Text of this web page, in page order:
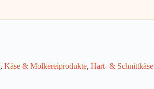
, Käse & Molkereiprodukte, Hart- & Schnittkäse